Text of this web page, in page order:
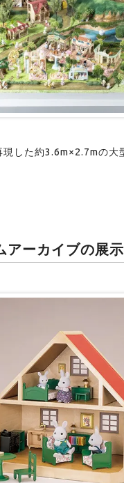
現した約3.6m×2.7mの大
アーカイブの展示